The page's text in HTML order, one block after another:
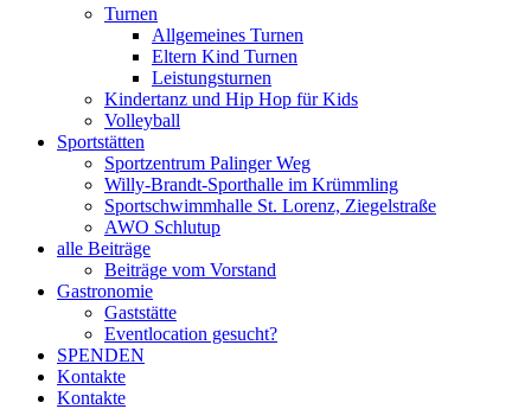
Turnen
Allgemeines Turnen
Eltern Kind Turnen
Leistungsturnen
Kindertanz und Hip Hop für Kids
Volleyball
Sportstätten
Sportzentrum Palinger Weg
Willy-Brandt-Sporthalle im Krümmling
Sportschwimmhalle St. Lorenz, Ziegelstraße
AWO Schlutup
alle Beiträge
Beiträge vom Vorstand
Gastronomie
Gaststätte
Eventlocation gesucht?
SPENDEN
Kontakte
Kontakte